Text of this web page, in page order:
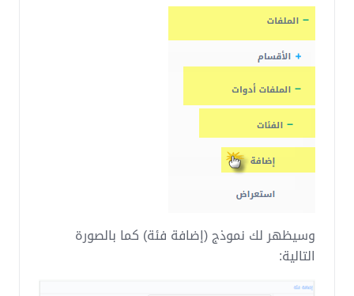
وسيظهر لك نموذج (إضافة فئة) كما بالصورة
التالية: